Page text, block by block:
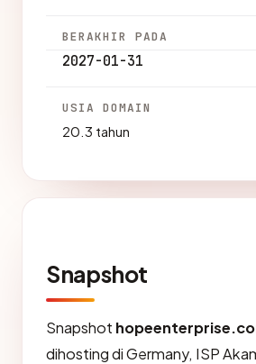
BERAKHIR PADA
2027-01-31
USIA DOMAIN
20.3 tahun
Snapshot
Snapshot
dihosting di Germany, ISP